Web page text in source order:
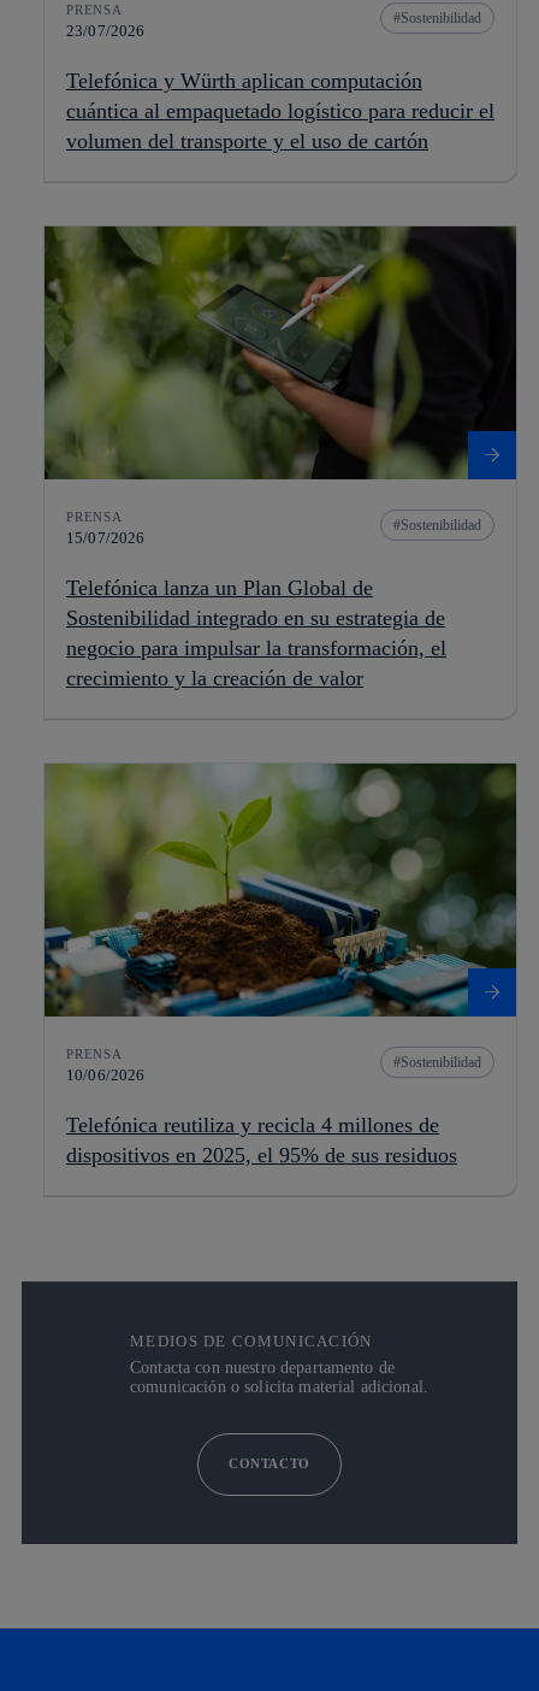
PRENSA
23/07/2026
Sostenibilidad
Telefónica y Würth aplican computación
cuántica al empaquetado logístico para reducir el
volumen del transporte y el uso de cartón
PRENSA
15/07/2026
Sostenibilidad
Telefónica lanza un Plan Global de
Sostenibilidad integrado en su estrategia de
negocio para impulsar la transformación, el
crecimiento y la creación de valor
PRENSA
10/06/2026
Sostenibilidad
Telefónica reutiliza y recicla 4 millones de
dispositivos en 2025, el 95% de sus residuos
MEDIOS DE COMUNICACIÓN
Contacta con nuestro departamento de
comunicación o solicita material adicional.
CONTACTO